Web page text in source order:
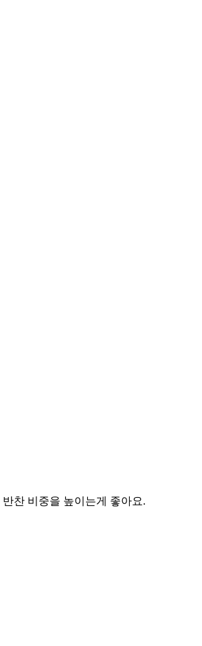
찬 비중을 높이는게 좋아요.